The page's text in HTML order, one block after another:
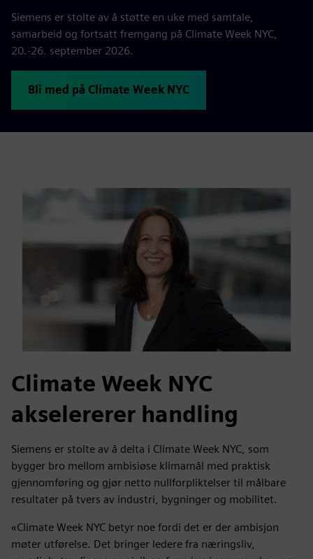
Siemens er stolte av å støtte en uke med samtale,
samarbeid og fortsatt fremgang på Climate Week NYC,
20.-26. september 2026.
Bli med på Climate Week NYC
Climate Week NYC
akselererer handling
Siemens er stolte av å delta i Climate Week NYC, som
bygger bro mellom ambisiøse klimamål med praktisk
gjennomføring og gjør netto nullforpliktelser til målbare
resultater på tvers av industri, bygninger og mobilitet.
«Climate Week NYC betyr noe fordi det er der ambisjon
møter utførelse. Det bringer ledere fra næringsliv,